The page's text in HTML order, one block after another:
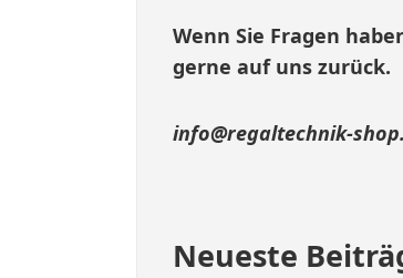
Wenn Sie Fragen
gerne auf uns zurück.
info@regaltechnik-
Neueste